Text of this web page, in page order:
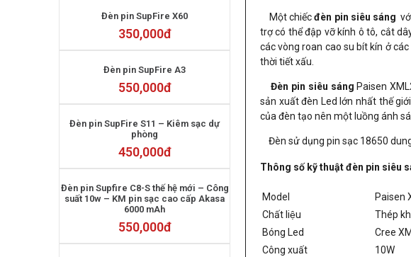
Đèn pin SupFire X60
350,000đ
Đèn pin SupFire A3
550,000đ
Đèn pin SupFire S11 – Kiêm sạc dự
phòng
450,000đ
Đèn pin Supfire C8-S thế hệ mới – Công
suất 10w – KM pin sạc cao cấp Akasa
6000 mAh
550,000đ
Một chiếcđèn pin siêu sáng
trợ có thể đập vỡ kính ô tô, cắt
các vòng roan cao su bít kín ở
thời tiết xấu.
Đèn pin siêu sáng Paisen
sản xuất đèn Led lớn nhất thế
của đèn tạo nên một luồng ánh
Đèn sử dụng pin sạc 18650
Thông số kỹ thuật đèn pin siêu
Model
Paisen
Chất liệu
Thép
Bóng Led
Cree
Công xuất
10W